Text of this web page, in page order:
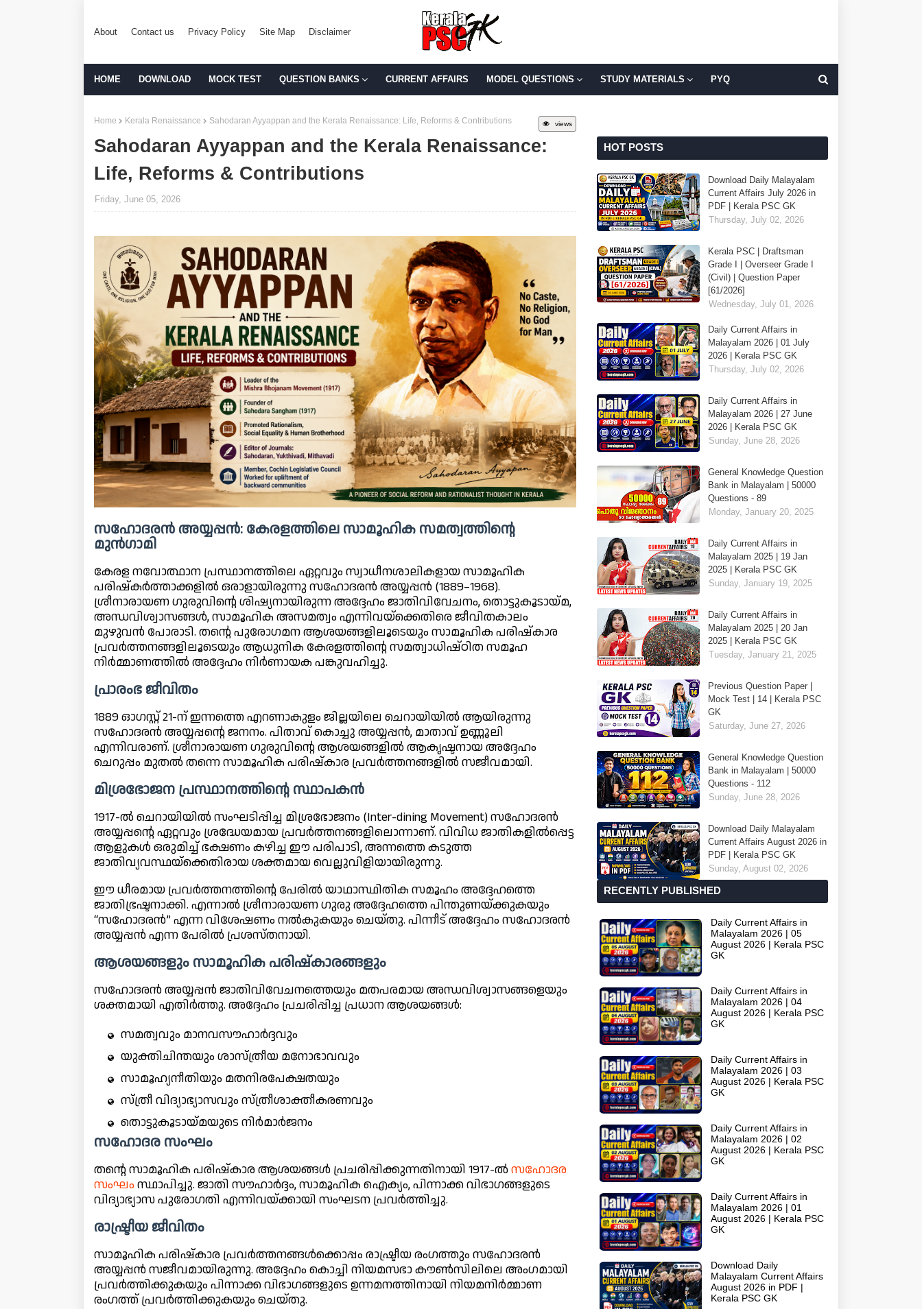
About Contact us Privacy Policy Site Map Disclaimer
HOME DOWNLOAD MOCK TEST QUESTION BANKS CURRENT AFFAIRS MODEL QUESTIONS STUDY MATERIALS PYQ
views
Home Kerala Renaissance Sahodaran Ayyappan and the Kerala Renaissance: Life, Reforms & Contributions
Sahodaran Ayyappan and the Kerala Renaissance:
Life, Reforms & Contributions
Friday, June 05, 2026
സഹോദരൻ അയ്യപ്പൻ: കേരളത്തിലെ സാമൂഹിക സമത്വത്തിന്റെ
മുൻഗാമി
കേരള നവോത്ഥാന പ്രസ്ഥാനത്തിലെ ഏറ്റവും സ്വാധീനശാലികളായ സാമൂഹിക
പരിഷ്‌കർത്താക്കളിൽ ഒരാളായിരുന്നു സഹോദരൻ അയ്യപ്പൻ (1889–1968).
ശ്രീനാരായണ ഗുരുവിന്റെ ശിഷ്യനായിരുന്ന അദ്ദേഹം ജാതിവിവേചനം, തൊട്ടുകൂടായ്മ,
അന്ധവിശ്വാസങ്ങൾ, സാമൂഹിക അസമത്വം എന്നിവയ്ക്കെതിരെ ജീവിതകാലം
മുഴുവൻ പോരാടി. തന്റെ പുരോഗമന ആശയങ്ങളിലൂടെയും സാമൂഹിക പരിഷ്‌കാര
പ്രവർത്തനങ്ങളിലൂടെയും ആധുനിക കേരളത്തിന്റെ സമത്വാധിഷ്ഠിത സമൂഹ
നിർമ്മാണത്തിൽ അദ്ദേഹം നിർണായക പങ്കുവഹിച്ചു.
പ്രാരംഭ ജീവിതം
1889 ഓഗസ്റ്റ് 21-ന് ഇന്നത്തെ എറണാകുളം ജില്ലയിലെ ചെറായിയിൽ ആയിരുന്നു
സഹോദരൻ അയ്യപ്പന്റെ ജനനം. പിതാവ് കൊച്ചു അയ്യപ്പൻ, മാതാവ് ഉണ്ണൂലി
എന്നിവരാണ്. ശ്രീനാരായണ ഗുരുവിന്റെ ആശയങ്ങളിൽ ആകൃഷ്ടനായ അദ്ദേഹം
ചെറുപ്പം മുതൽ തന്നെ സാമൂഹിക പരിഷ്‌കാര പ്രവർത്തനങ്ങളിൽ സജീവമായി.
മിശ്രഭോജന പ്രസ്ഥാനത്തിന്റെ സ്ഥാപകൻ
1917-ൽ ചെറായിയിൽ സംഘടിപ്പിച്ച മിശ്രഭോജനം (Inter-dining Movement) സഹോദരൻ
അയ്യപ്പന്റെ ഏറ്റവും ശ്രദ്ധേയമായ പ്രവർത്തനങ്ങളിലൊന്നാണ്. വിവിധ ജാതികളിൽപ്പെട്ട
ആളുകൾ ഒരുമിച്ച് ഭക്ഷണം കഴിച്ച ഈ പരിപാടി, അന്നത്തെ കടുത്ത
ജാതിവ്യവസ്ഥയ്ക്കെതിരായ ശക്തമായ വെല്ലുവിളിയായിരുന്നു.
ഈ ധീരമായ പ്രവർത്തനത്തിന്റെ പേരിൽ യാഥാസ്ഥിതിക സമൂഹം അദ്ദേഹത്തെ
ജാതിഭ്രഷ്ടനാക്കി. എന്നാൽ ശ്രീനാരായണ ഗുരു അദ്ദേഹത്തെ പിന്തുണയ്ക്കുകയും
“സഹോദരൻ” എന്ന വിശേഷണം നൽകുകയും ചെയ്തു. പിന്നീട് അദ്ദേഹം സഹോദരൻ
അയ്യപ്പൻ എന്ന പേരിൽ പ്രശസ്തനായി.
ആശയങ്ങളും സാമൂഹിക പരിഷ്‌കാരങ്ങളും
സഹോദരൻ അയ്യപ്പൻ ജാതിവിവേചനത്തെയും മതപരമായ അന്ധവിശ്വാസങ്ങളെയും
ശക്തമായി എതിർത്തു. അദ്ദേഹം പ്രചരിപ്പിച്ച പ്രധാന ആശയങ്ങൾ:
സമത്വവും മാനവസൗഹാർദ്ദവും
യുക്തിചിന്തയും ശാസ്ത്രീയ മനോഭാവവും
സാമൂഹ്യനീതിയും മതനിരപേക്ഷതയും
സ്ത്രീ വിദ്യാഭ്യാസവും സ്ത്രീശാക്തീകരണവും
തൊട്ടുകൂടായ്മയുടെ നിർമാർജനം
സഹോദര സംഘം
തന്റെ സാമൂഹിക പരിഷ്‌കാര ആശയങ്ങൾ പ്രചരിപ്പിക്കുന്നതിനായി 1917-ൽ സഹോദര
സംഘം സ്ഥാപിച്ചു. ജാതി സൗഹാർദ്ദം, സാമൂഹിക ഐക്യം, പിന്നാക്ക വിഭാഗങ്ങളുടെ
വിദ്യാഭ്യാസ പുരോഗതി എന്നിവയ്ക്കായി സംഘടന പ്രവർത്തിച്ചു.
രാഷ്ട്രീയ ജീവിതം
സാമൂഹിക പരിഷ്‌കാര പ്രവർത്തനങ്ങൾക്കൊപ്പം രാഷ്ട്രീയ രംഗത്തും സഹോദരൻ
അയ്യപ്പൻ സജീവമായിരുന്നു. അദ്ദേഹം കൊച്ചി നിയമസഭാ കൗൺസിലിലെ അംഗമായി
പ്രവർത്തിക്കുകയും പിന്നാക്ക വിഭാഗങ്ങളുടെ ഉന്നമനത്തിനായി നിയമനിർമ്മാണ
രംഗത്ത് പ്രവർത്തിക്കുകയും ചെയ്തു.
HOT POSTS
Download Daily Malayalam
Current Affairs July 2026 in
PDF | Kerala PSC GK
Thursday, July 02, 2026
Kerala PSC | Draftsman
Grade I | Overseer Grade I
(Civil) | Question Paper
[61/2026]
Wednesday, July 01, 2026
Daily Current Affairs in
Malayalam 2026 | 01 July
2026 | Kerala PSC GK
Thursday, July 02, 2026
Daily Current Affairs in
Malayalam 2026 | 27 June
2026 | Kerala PSC GK
Sunday, June 28, 2026
General Knowledge Question
Bank in Malayalam | 50000
Questions - 89
Monday, January 20, 2025
Daily Current Affairs in
Malayalam 2025 | 19 Jan
2025 | Kerala PSC GK
Sunday, January 19, 2025
Daily Current Affairs in
Malayalam 2025 | 20 Jan
2025 | Kerala PSC GK
Tuesday, January 21, 2025
Previous Question Paper |
Mock Test | 14 | Kerala PSC
GK
Saturday, June 27, 2026
General Knowledge Question
Bank in Malayalam | 50000
Questions - 112
Sunday, June 28, 2026
Download Daily Malayalam
Current Affairs August 2026 in
PDF | Kerala PSC GK
Sunday, August 02, 2026
RECENTLY PUBLISHED
Daily Current Affairs in
Malayalam 2026 | 05
August 2026 | Kerala PSC
GK
Daily Current Affairs in
Malayalam 2026 | 04
August 2026 | Kerala PSC
GK
Daily Current Affairs in
Malayalam 2026 | 03
August 2026 | Kerala PSC
GK
Daily Current Affairs in
Malayalam 2026 | 02
August 2026 | Kerala PSC
GK
Daily Current Affairs in
Malayalam 2026 | 01
August 2026 | Kerala PSC
GK
Download Daily
Malayalam Current Affairs
August 2026 in PDF |
Kerala PSC GK